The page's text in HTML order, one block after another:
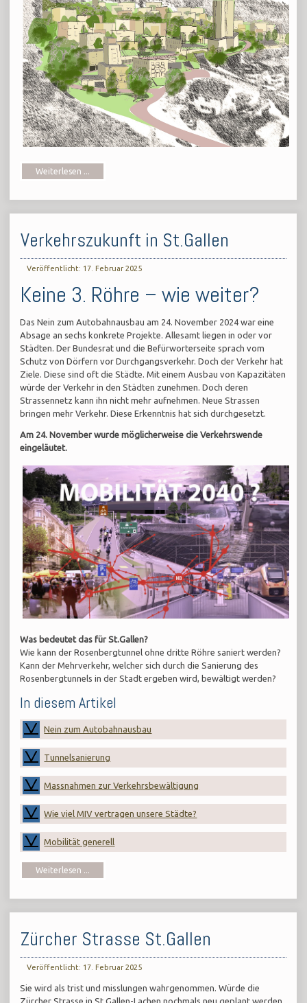
Weiterlesen ...
Verkehrszukunft in St.Gallen
Veröffentlicht: 17. Februar 2025
Keine 3. Röhre – wie weiter?
Das Nein zum Autobahnausbau am 24. November 2024 war eine
Absage an sechs konkrete Projekte. Allesamt liegen in oder vor
Städten. Der Bundesrat und die Befürworterseite sprach vom
Schutz von Dörfern vor Durchgangsverkehr. Doch der Verkehr hat
Ziele. Diese sind oft die Städte. Mit einem Ausbau von Kapazitäten
würde der Verkehr in den Städten zunehmen. Doch deren
Strassennetz kann ihn nicht mehr aufnehmen. Neue Strassen
bringen mehr Verkehr. Diese Erkenntnis hat sich durchgesetzt.
Am 24. November wurde möglicherweise die Verkehrswende
eingeläutet.
Was bedeutet das für St.Gallen?
Wie kann der Rosenbergtunnel ohne dritte Röhre saniert werden?
Kann der Mehrverkehr, welcher sich durch die Sanierung des
Rosenbergtunnels in der Stadt ergeben wird, bewältigt werden?
In diesem Artikel
Nein zum Autobahnausbau
Tunnelsanierung
Massnahmen zur Verkehrsbewältigung
Wie viel MIV vertragen unsere Städte?
Mobilität generell
Weiterlesen ...
Zürcher Strasse St.Gallen
Veröffentlicht: 17. Februar 2025
Sie wird als trist und misslungen wahrgenommen. Würde die
Zürcher Strasse in St.Gallen-Lachen nochmals neu geplant werden,